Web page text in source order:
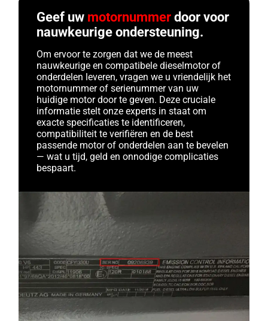
Geef uw motornummer door voor
nauwkeurige ondersteuning.
Om ervoor te zorgen dat we de meest
nauwkeurige en compatibele dieselmotor of
onderdelen leveren, vragen we u vriendelijk het
motornummer of serienummer van uw
huidige motor door te geven. Deze cruciale
informatie stelt onze experts in staat om
exacte specificaties te identificeren,
compatibiliteit te verifiëren en de best
passende motor of onderdelen aan te bevelen
— wat u tijd, geld en onnodige complicaties
bespaart.